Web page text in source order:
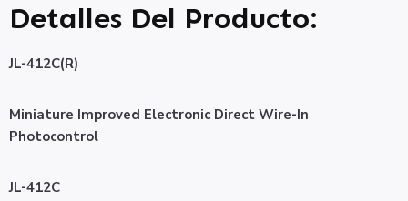
Detalles Del Producto:
JL-412C(R)
Miniature Improved Electronic Direct Wire-In
Photocontrol
JL-412C